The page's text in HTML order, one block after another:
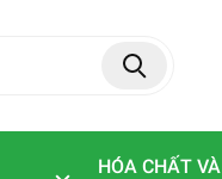
HÓA CHẤT VÀ